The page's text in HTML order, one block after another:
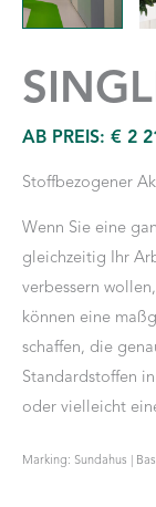
AB PREIS: € 2
Stoffbezogener
Wenn Sie eine
gleichzeitig Ihr
verbessern
können eine
schaffen, die
Standardstoffen
oder vielleicht
Marking: Sundahus |